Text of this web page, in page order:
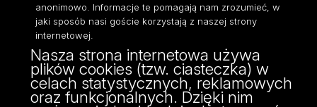
ul. Narutowicza 68, 90-136 Łódź
NIP: 724 000 32 43
Adres do doręczeń elektronicznych (ADE):
AE:PL-74796-17640-IHHIV-17
anonimowo. Informacje te pomagają nam zrozumieć, w
jaki sposób nasi goście korzystają z naszej strony
internetowej.
Nasza strona internetowa używa
plików cookies (tzw. ciasteczka) w
celach statystycznych, reklamowych
oraz funkcjonalnych. Dzięki nim